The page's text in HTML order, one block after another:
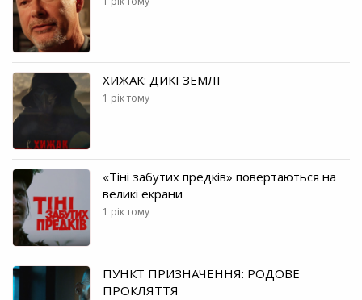
ХИЖАК: ДИКІ ЗЕМЛІ
1 рік тому
«Тіні забутих предків» повертаються на
великі екрани
1 рік тому
ПУНКТ ПРИЗНАЧЕННЯ: РОДОВЕ
ПРОКЛЯТТЯ